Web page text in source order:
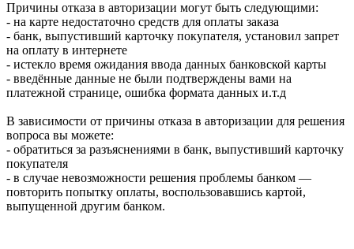
Причины отказа в авторизации могут быть следующими:
- на карте недостаточно средств для оплаты заказа
- банк, выпустивший карточку покупателя, установил запрет
на оплату в интернете
- истекло время ожидания ввода данных банковской карты
- введённые данные не были подтверждены вами на
платежной странице, ошибка формата данных и.т.д
В зависимости от причины отказа в авторизации для решения
вопроса вы можете:
- обратиться за разъяснениями в банк, выпустивший карточку
покупателя
- в случае невозможности решения проблемы банком —
повторить попытку оплаты, воспользовавшись картой,
выпущенной другим банком.